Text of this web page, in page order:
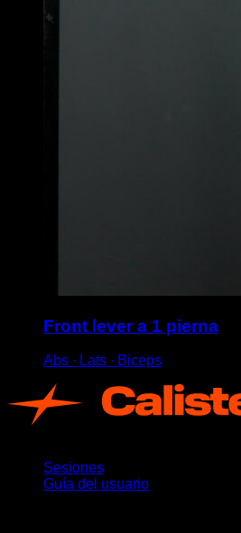
Front lever a 1 pierna
Abs ∙ Lats ∙ Biceps
Sesiones
Guía del usuario